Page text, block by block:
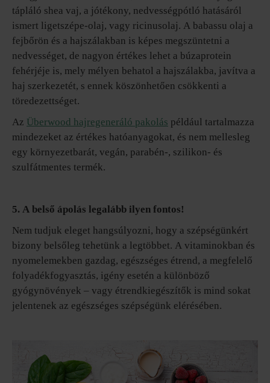
tápláló shea vaj, a jótékony, nedvességpótló hatásáról
ismert ligetszépe-olaj, vagy ricinusolaj. A babassu olaj a
fejbőrön és a hajszálakban is képes megszüntetni a
nedvességet, de nagyon értékes lehet a búzaprotein
fehérjéje is, mely mélyen behatol a hajszálakba, javítva a
haj szerkezetét, s ennek köszönhetően csökkenti a
töredezettséget.
Az Überwood hajregeneráló pakolás például tartalmazza
mindezeket az értékes hatóanyagokat, és nem mellesleg
egy környezetbarát, vegán, parabén-, szilikon- és
szulfátmentes termék.
5. A belső ápolás legalább ilyen fontos!
Nem tudjuk eleget hangsúlyozni, hogy a szépségünkért
bizony belsőleg tehetünk a legtöbbet. A vitaminokban és
nyomelemekben gazdag, egészséges étrend, a megfelelő
folyadékfogyasztás, igény esetén a különböző
gyógynövények – vagy étrendkiegészítők is mind sokat
jelentenek az egészséges szépségünk elérésében.